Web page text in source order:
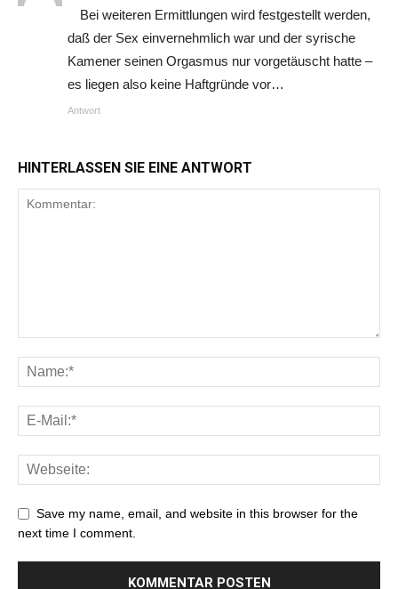
Bei weiteren Ermittlungen wird festgestellt werden,
daß der Sex einvernehmlich war und der syrische
Kamener seinen Orgasmus nur vorgetäuscht hatte –
es liegen also keine Haftgründe vor…
Antwort
HINTERLASSEN SIE EINE ANTWORT
Save my name, email, and website in this browser for the
next time I comment.